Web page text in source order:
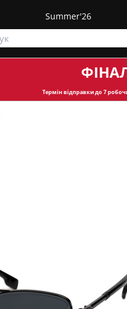
Summer'26
Термін відправкидо 7